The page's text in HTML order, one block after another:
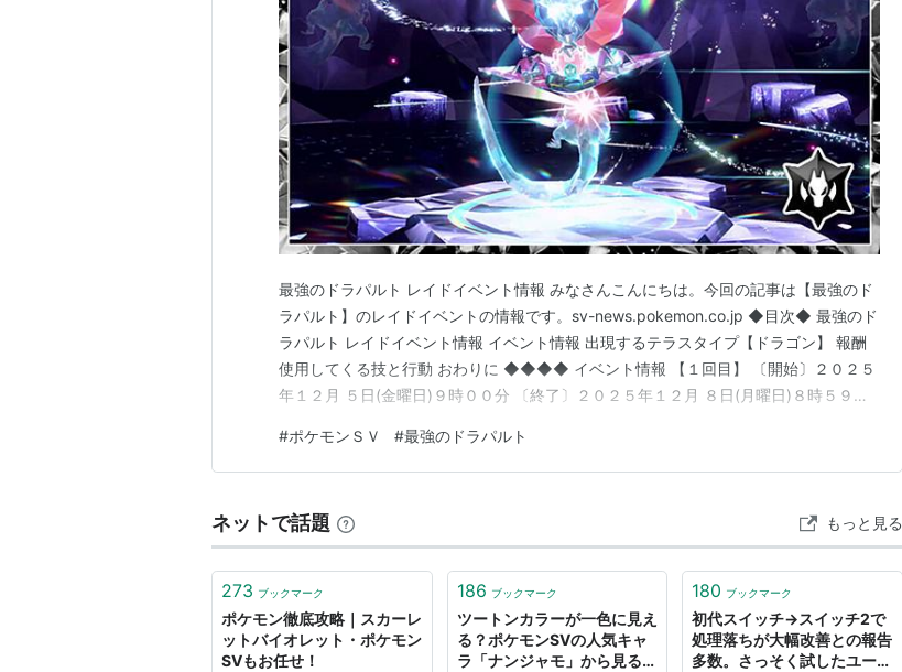
最強のドラパルト レイドイベント情報 みなさんこんにちは。今回の記事は【最強のド
ラパルト】のレイドイベントの情報です。sv-news.pokemon.co.jp ◆目次◆ 最強のド
ラパルト レイドイベント情報 イベント情報 出現するテラスタイプ【ドラゴン】 報酬
使用してくる技と行動 おわりに ◆◆◆◆ イベント情報 【１回目】 〔開始〕２０２５
年１２月 ５日(金曜日)９時００分 〔終了〕２０２５年１２月 ８日(月曜日)８時５９分
１２月１５日(月曜日)８時５９分ヌメルゴンに続き６００族レイドが開催。 １回目はド
ラ…
#ポケモンＳＶ #最強のドラパルト
ネットで話題 もっと見る
273 ブックマーク
ポケモン徹底攻略｜スカーレ
ットバイオレット・ポケモン
SVもお任せ！
186 ブックマーク
ツートンカラーが一色に見え
る？ポケモンSVの人気キャ
ラ「ナンジャモ」から見る色
180 ブックマーク
初代スイッチ→スイッチ2で
処理落ちが大幅改善との報告
多数。さっそく試したユーザ